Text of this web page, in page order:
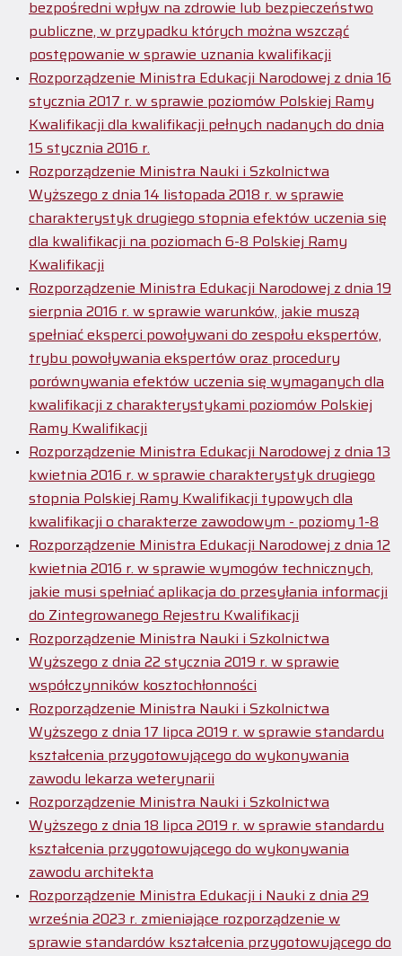
bezpośredni wpływ na zdrowie lub bezpieczeństwo
publiczne, w przypadku których można wszcząć
postępowanie w sprawie uznania kwalifikacji
Rozporządzenie Ministra Edukacji Narodowej z dnia 16
stycznia 2017 r. w sprawie poziomów Polskiej Ramy
Kwalifikacji dla kwalifikacji pełnych nadanych do dnia
15 stycznia 2016 r.
Rozporządzenie Ministra Nauki i Szkolnictwa
Wyższego z dnia 14 listopada 2018 r. w sprawie
charakterystyk drugiego stopnia efektów uczenia się
dla kwalifikacji na poziomach 6-8 Polskiej Ramy
Kwalifikacji
Rozporządzenie Ministra Edukacji Narodowej z dnia 19
sierpnia 2016 r. w sprawie warunków, jakie muszą
spełniać eksperci powoływani do zespołu ekspertów,
trybu powoływania ekspertów oraz procedury
porównywania efektów uczenia się wymaganych dla
kwalifikacji z charakterystykami poziomów Polskiej
Ramy Kwalifikacji
Rozporządzenie Ministra Edukacji Narodowej z dnia 13
kwietnia 2016 r. w sprawie charakterystyk drugiego
stopnia Polskiej Ramy Kwalifikacji typowych dla
kwalifikacji o charakterze zawodowym - poziomy 1-8
Rozporządzenie Ministra Edukacji Narodowej z dnia 12
kwietnia 2016 r. w sprawie wymogów technicznych,
jakie musi spełniać aplikacja do przesyłania informacji
do Zintegrowanego Rejestru Kwalifikacji
Rozporządzenie Ministra Nauki i Szkolnictwa
Wyższego z dnia 22 stycznia 2019 r. w sprawie
współczynników kosztochłonności
Rozporządzenie Ministra Nauki i Szkolnictwa
Wyższego z dnia 17 lipca 2019 r. w sprawie standardu
kształcenia przygotowującego do wykonywania
zawodu lekarza weterynarii
Rozporządzenie Ministra Nauki i Szkolnictwa
Wyższego z dnia 18 lipca 2019 r. w sprawie standardu
kształcenia przygotowującego do wykonywania
zawodu architekta
Rozporządzenie Ministra Edukacji i Nauki z dnia 29
września 2023 r. zmieniające rozporządzenie w
sprawie standardów kształcenia przygotowującego do